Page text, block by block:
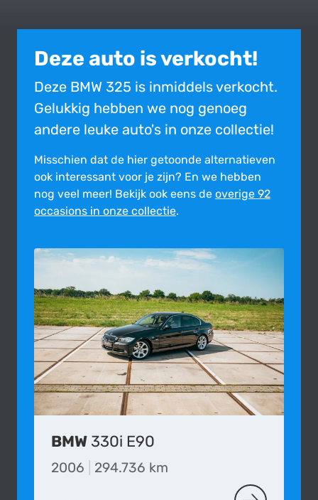
Deze auto is verkocht!
Deze BMW 325 is inmiddels verkocht.
Gelukkig hebben we nog genoeg
andere leuke auto's in onze collectie!
Misschien dat de hier getoonde alter­na­tie­ven
ook inte­res­sant voor je zijn? En we hebben
nog veel meer! Bekijk ook eens de overige 92
occasions in onze collectie.
BMW 330i E90
2006 294.736 km